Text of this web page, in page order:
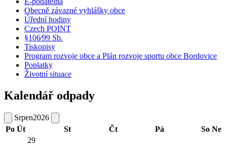
Obecně závazné vyhlášky obce
Úřední hodiny
Czech POINT
§106⁄99 Sb.
Tiskopisy
Program rozvoje obce a Plán rozvoje sportu obce Bordovice
Poplatky
Životní situace
Kalendář odpady
Srpen2026
Po Út St Čt Pá So Ne
29